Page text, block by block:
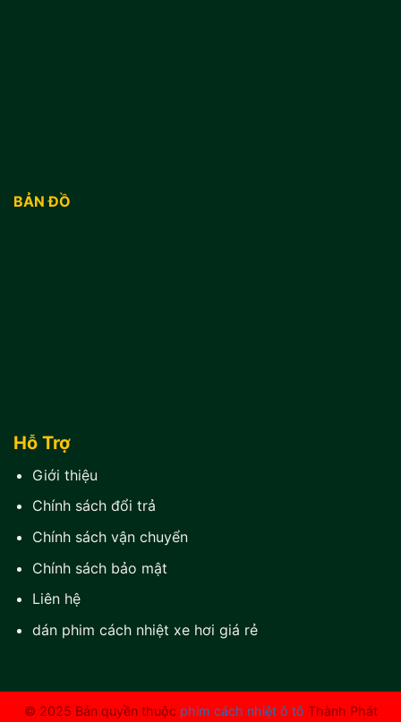
BẢN ĐỒ
Hỗ Trợ
Giới thiệu
Chính sách đổi trả
Chính sách vận chuyển
Chính sách bảo mật
Liên hệ
dán phim cách nhiệt xe hơi giá rẻ
© 2025 Bản quyền thuộc phim cách nhiệt ô tô Thành Phát